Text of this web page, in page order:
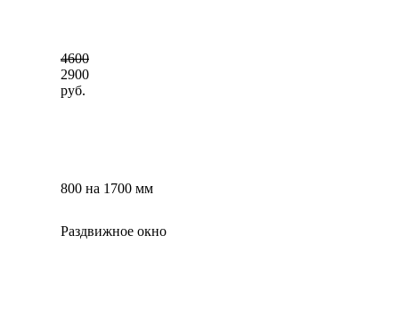
4600
2900
руб.
800 на 1700 мм
Раздвижное окно